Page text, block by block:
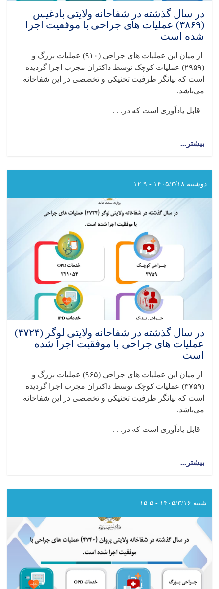
در سال گذشته در شفاخانه ولایتی بادغیس
(۳۸۶۹) عملیات های جراحی با موفقیت اجرا
شده است
از میان این عملیات های جراحی‌ (۹۱۰)
عملیات بزرگ و
(۲۹۵۹)
عملیات کوچک توسط داکتران مجرب اجرا گردیده
است که بیانگر ظرفیت تخنیکی و تخصصی در این شفاخانه
می‌باشد.
قابل یادآوری است که در. . .
بیشتر...
گذشته
در
بادغیس
جراحی
موفقیت
اجرا
دوشنبه ۱۴۰۵/۳/۱۸ - ۱۲:۹
در سال گذشته در شفاخانه ولایتی لوگر (۴۷۲۴)
عملیات های جراحی با موفقیت اجرا شده
است
از میان این عملیات های جراحی‌ (۹۶۵)
عملیات بزرگ و
(۳۷۵۹)
عملیات کوچک توسط داکتران مجرب اجرا گردیده
است که بیانگر ظرفیت تخنیکی و تخصصی در این شفاخانه
می‌باشد.
قابل یادآوری است که در. . .
بیشتر...
گذشته
در
(۴۷۲۴)
های
جراحی
با
شنبه ۱۴۰۵/۳/۱۶ - ۱۵:۵